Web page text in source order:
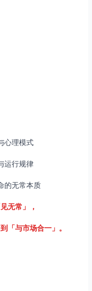
心理模式
运行规律
无常本质
无常」，
「与市场合一」。